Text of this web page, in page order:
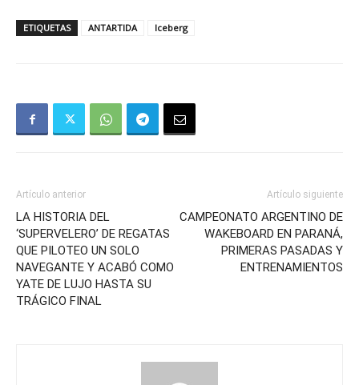
ETIQUETAS ANTARTIDA Iceberg
Artículo anterior
LA HISTORIA DEL
‘SUPERVELERO’ DE REGATAS
QUE PILOTEO UN SOLO
NAVEGANTE Y ACABÓ COMO
YATE DE LUJO HASTA SU
TRÁGICO FINAL
Artículo siguiente
CAMPEONATO ARGENTINO DE
WAKEBOARD EN PARANÁ,
PRIMERAS PASADAS Y
ENTRENAMIENTOS